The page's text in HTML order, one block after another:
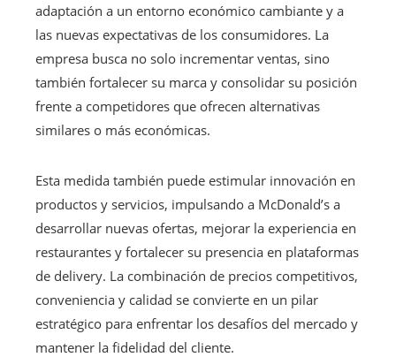
adaptación a un entorno económico cambiante y a
las nuevas expectativas de los consumidores. La
empresa busca no solo incrementar ventas, sino
también fortalecer su marca y consolidar su posición
frente a competidores que ofrecen alternativas
similares o más económicas.
Esta medida también puede estimular innovación en
productos y servicios, impulsando a McDonald’s a
desarrollar nuevas ofertas, mejorar la experiencia en
restaurantes y fortalecer su presencia en plataformas
de delivery. La combinación de precios competitivos,
conveniencia y calidad se convierte en un pilar
estratégico para enfrentar los desafíos del mercado y
mantener la fidelidad del cliente.